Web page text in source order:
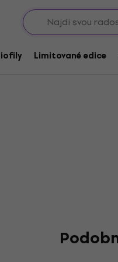
Limitované edice
& The